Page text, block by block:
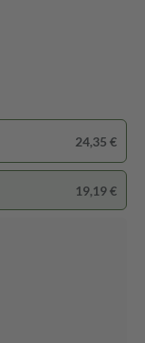
24,35 €
19,19 €